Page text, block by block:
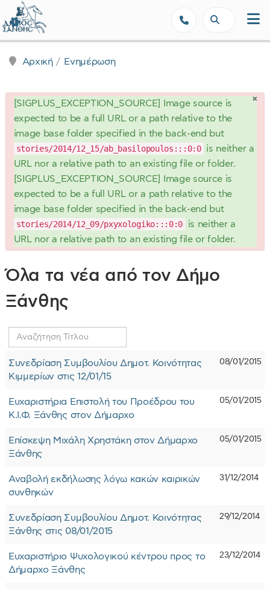
Αρχική Ενημέρωση
×
danger
[SIGPLUS_EXCEPTION_SOURCE] Image source is
expected to be a full URL or a path relative to the
image base folder specified in the back-end but
stories/2014/12_15/ab_basilopoulos:::0:0 is neither a
URL nor a relative path to an existing file or folder.
[SIGPLUS_EXCEPTION_SOURCE] Image source is
expected to be a full URL or a path relative to the
image base folder specified in the back-end but
stories/2014/12_09/pxyxologiko:::0:0
is neither a
URL nor a relative path to an existing file or folder.
Όλα τα νέα από τον Δήμο
Ξάνθης
Αναζήτηση
Τίτλου
Συνεδρίαση Συμβουλίου Δημοτ. Κοινότητας
Κιμμερίων στις 12/01/15
08/01/2015
Ευχαριστήρια Επιστολή του Προέδρου του
Κ.Ι.Φ. Ξάνθης στον Δήμαρχο
05/01/2015
Επίσκεψη Μιχάλη Χρηστάκη στον Δήμαρχο
Ξάνθης
05/01/2015
Αναβολή εκδήλωσης λόγω κακών καιρικών
συνθηκών
31/12/2014
Συνεδρίαση Συμβουλίου Δημοτ. Κοινότητας
Ξάνθης στις 08/01/2015
29/12/2014
Ευχαριστήριο Ψυχολογικού κέντρου προς το
Δήμαρχο Ξάνθης
23/12/2014